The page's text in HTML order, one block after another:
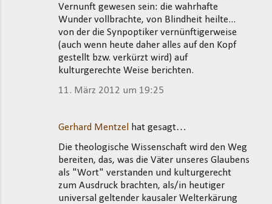
Vernunft gewesen sein: die wahrhafte
Wunder vollbrachte, von Blindheit heilte...
von der die Synpoptiker vernünftigerweise
(auch wenn heute daher alles auf den Kopf
gestellt bzw. verkürzt wird) auf
kulturgerechte Weise berichten.
11. März 2012 um 19:25
Gerhard Mentzel
hat gesagt…
Die theologische Wissenschaft wird den Weg
bereiten, das, was die Väter unseres Glaubens
als "Wort" verstanden und kulturgerecht
zum Ausdruck brachten, als/in heutiger
universal geltender kausaler Welterkärung